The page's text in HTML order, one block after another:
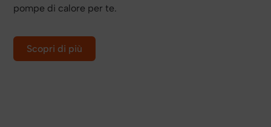
pompe di calore per te.
Scopri di più